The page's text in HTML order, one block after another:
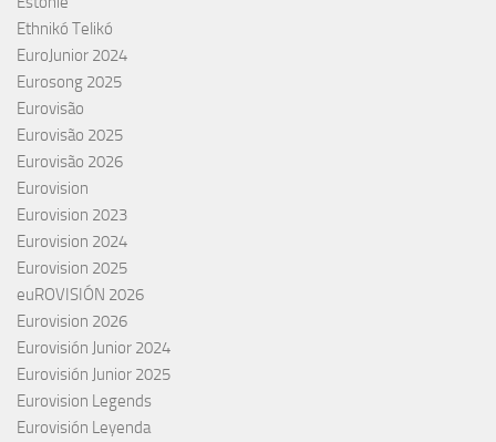
Ethnikó Telikó
EuroJunior 2024
Eurosong 2025
Eurovisão
Eurovisão 2025
Eurovisão 2026
Eurovision
Eurovision 2023
Eurovision 2024
Eurovision 2025
euROVISIÓN 2026
Eurovision 2026
Eurovisión Junior 2024
Eurovisión Junior 2025
Eurovision Legends
Eurovisión Leyenda